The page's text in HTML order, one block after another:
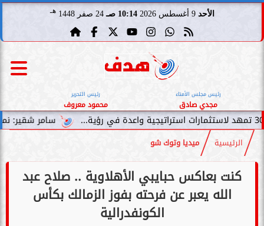
الأحد 9 أغسطس 2026 10:14 صـ 24 صفر 1448 هـ
رئيس مجلس الأمناء
مجدي صادق
رئيس التحرير
محمود معروف
سامر شقير: نمو صناديق
الرئيسية ميديا وتوك شو
كنت بعاكس حبايبي الأهلاوية .. صلاح عبد
الله يعبر عن فرحته بفوز الزمالك بكأس
الكونفدرالية